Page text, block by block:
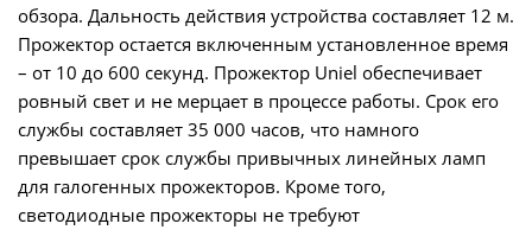
обзора. Дальность действия устройства составляет 12 м.
Прожектор остается включенным установленное время
– от 10 до 600 секунд. Прожектор Uniel обеспечивает
ровный свет и не мерцает в процессе работы. Срок его
службы составляет 35 000 часов, что намного
превышает срок службы привычных линейных ламп
для галогенных прожекторов. Кроме того,
светодиодные прожекторы не требуют